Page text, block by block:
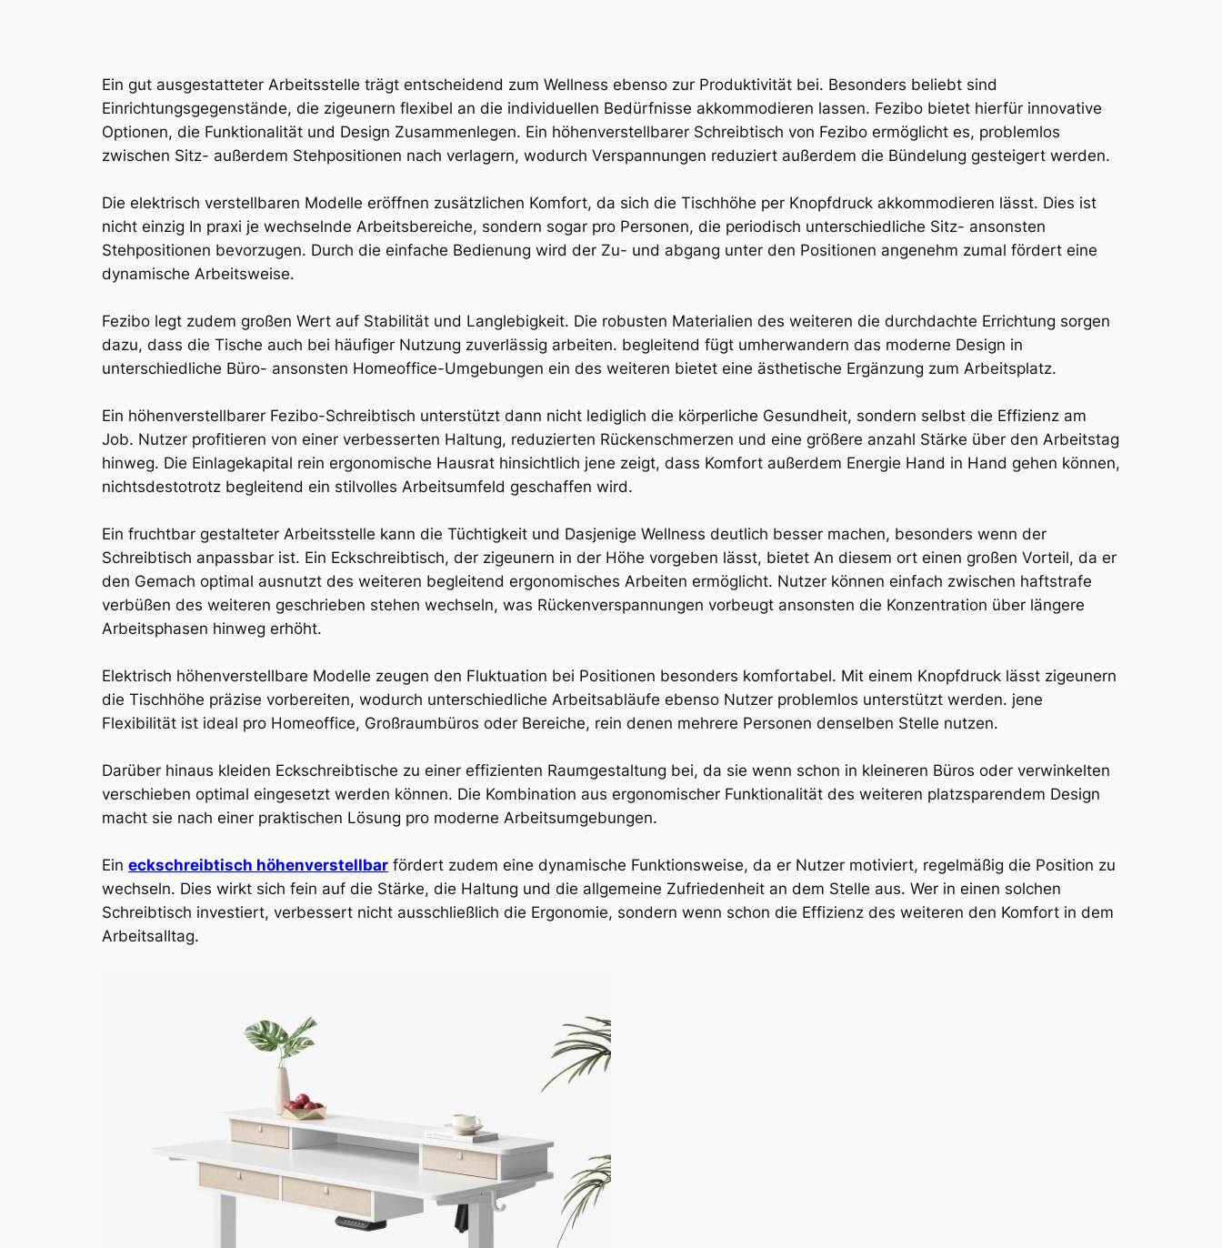
Ein gut ausgestatteter Arbeitsstelle trägt entscheidend zum Wellness ebenso zur Produktivität bei. Besonders beliebt sind
Einrichtungsgegenstände, die zigeunern flexibel an die individuellen Bedürfnisse akkommodieren lassen. Fezibo bietet hierfür innovative
Optionen, die Funktionalität und Design Zusammenlegen. Ein höhenverstellbarer Schreibtisch von Fezibo ermöglicht es, problemlos
zwischen Sitz- außerdem Stehpositionen nach verlagern, wodurch Verspannungen reduziert außerdem die Bündelung gesteigert werden.
Die elektrisch verstellbaren Modelle eröffnen zusätzlichen Komfort, da sich die Tischhöhe per Knopfdruck akkommodieren lässt. Dies ist
nicht einzig In praxi je wechselnde Arbeitsbereiche, sondern sogar pro Personen, die periodisch unterschiedliche Sitz- ansonsten
Stehpositionen bevorzugen. Durch die einfache Bedienung wird der Zu- und abgang unter den Positionen angenehm zumal fördert eine
dynamische Arbeitsweise.
Fezibo legt zudem großen Wert auf Stabilität und Langlebigkeit. Die robusten Materialien des weiteren die durchdachte Errichtung sorgen
dazu, dass die Tische auch bei häufiger Nutzung zuverlässig arbeiten. begleitend fügt umherwandern das moderne Design in
unterschiedliche Büro- ansonsten Homeoffice-Umgebungen ein des weiteren bietet eine ästhetische Ergänzung zum Arbeitsplatz.
Ein höhenverstellbarer Fezibo-Schreibtisch unterstützt dann nicht lediglich die körperliche Gesundheit, sondern selbst die Effizienz am
Job. Nutzer profitieren von einer verbesserten Haltung, reduzierten Rückenschmerzen und eine größere anzahl Stärke über den Arbeitstag
hinweg. Die Einlagekapital rein ergonomische Hausrat hinsichtlich jene zeigt, dass Komfort außerdem Energie Hand in Hand gehen können,
nichtsdestotrotz begleitend ein stilvolles Arbeitsumfeld geschaffen wird.
Ein fruchtbar gestalteter Arbeitsstelle kann die Tüchtigkeit und Dasjenige Wellness deutlich besser machen, besonders wenn der
Schreibtisch anpassbar ist. Ein Eckschreibtisch, der zigeunern in der Höhe vorgeben lässt, bietet An diesem ort einen großen Vorteil, da er
den Gemach optimal ausnutzt des weiteren begleitend ergonomisches Arbeiten ermöglicht. Nutzer können einfach zwischen haftstrafe
verbüßen des weiteren geschrieben stehen wechseln, was Rückenverspannungen vorbeugt ansonsten die Konzentration über längere
Arbeitsphasen hinweg erhöht.
Elektrisch höhenverstellbare Modelle zeugen den Fluktuation bei Positionen besonders komfortabel. Mit einem Knopfdruck lässt zigeunern
die Tischhöhe präzise vorbereiten, wodurch unterschiedliche Arbeitsabläufe ebenso Nutzer problemlos unterstützt werden. jene
Flexibilität ist ideal pro Homeoffice, Großraumbüros oder Bereiche, rein denen mehrere Personen denselben Stelle nutzen.
Darüber hinaus kleiden Eckschreibtische zu einer effizienten Raumgestaltung bei, da sie wenn schon in kleineren Büros oder verwinkelten
verschieben optimal eingesetzt werden können. Die Kombination aus ergonomischer Funktionalität des weiteren platzsparendem Design
macht sie nach einer praktischen Lösung pro moderne Arbeitsumgebungen.
Ein eckschreibtisch höhenverstellbar fördert zudem eine dynamische Funktionsweise, da er Nutzer motiviert, regelmäßig die Position zu
wechseln. Dies wirkt sich fein auf die Stärke, die Haltung und die allgemeine Zufriedenheit an dem Stelle aus. Wer in einen solchen
Schreibtisch investiert, verbessert nicht ausschließlich die Ergonomie, sondern wenn schon die Effizienz des weiteren den Komfort in dem
Arbeitsalltag.